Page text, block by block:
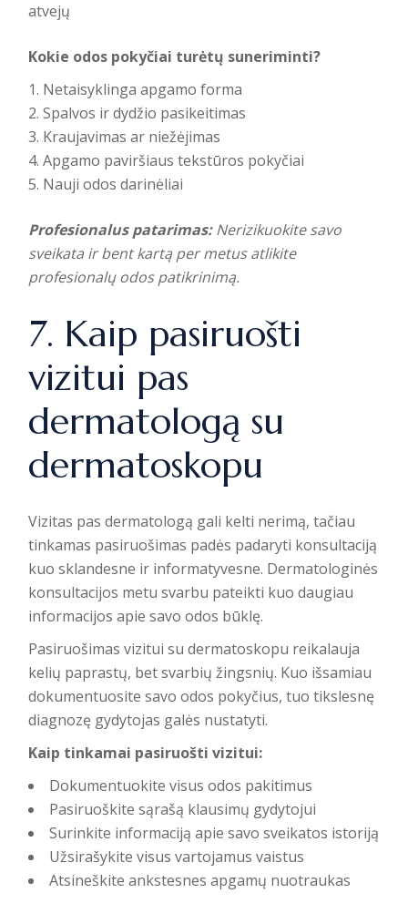
atvejų
Kokie odos pokyčiai turėtų suneriminti?
Netaisyklinga apgamo forma
Spalvos ir dydžio pasikeitimas
Kraujavimas ar niežėjimas
Apgamo paviršiaus tekstūros pokyčiai
Nauji odos darinėliai
Profesionalus patarimas: Nerizikuokite savo
sveikata ir bent kartą per metus atlikite
profesionalų odos patikrinimą.
7. Kaip pasiruošti
vizitui pas
dermatologą su
dermatoskopu
Vizitas pas dermatologą gali kelti nerimą, tačiau
tinkamas pasiruošimas padės padaryti konsultaciją
kuo sklandesne ir informatyvesne. Dermatologinės
konsultacijos metu svarbu pateikti kuo daugiau
informacijos apie savo odos būklę.
Pasiruošimas vizitui su dermatoskopu reikalauja
kelių paprastų, bet svarbių žingsnių. Kuo išsamiau
dokumentuosite savo odos pokyčius, tuo tikslesnę
diagnozę gydytojas galės nustatyti.
Kaip tinkamai pasiruošti vizitui:
Dokumentuokite visus odos pakitimus
Pasiruoškite sąrašą klausimų gydytojui
Surinkite informaciją apie savo sveikatos istoriją
Užsirašykite visus vartojamus vaistus
Atsineškite ankstesnes apgamų nuotraukas